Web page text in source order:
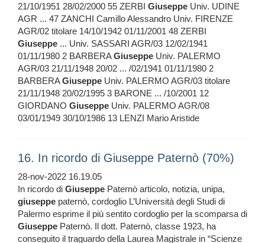
21/10/1951 28/02/2000 55 ZERBI Giuseppe Univ. UDINE
AGR ... 47 ZANCHI Camillo Alessandro Univ. FIRENZE
AGR/02 titolare 14/10/1942 01/11/2001 48 ZERBI
Giuseppe ... Univ. SASSARI AGR/03 12/02/1941
01/11/1980 2 BARBERAGiuseppe Univ. PALERMO
AGR/03 21/11/1948 20/02 ... /02/1941 01/11/1980 2
BARBERAGiuseppe Univ. PALERMO AGR/03 titolare
21/11/1948 20/02/1995 3 BARONE ... /10/2001 12
GIORDANO Giuseppe Univ. PALERMO AGR/08
03/01/1949 30/10/1986 13 LENZI Mario Aristide
16. In ricordo di Giuseppe Paternò (70%)
28-nov-2022 16.19.05
In ricordo di Giuseppe Paternò articolo, notizia, unipa,
giuseppe paternò, cordoglio L’Università degli Studi di
Palermo esprime il più sentito cordoglio per la scomparsa di
Giuseppe Paternò. Il dott. Paternò, classe 1923, ha
conseguito il traguardo della Laurea Magistrale in “Scienze